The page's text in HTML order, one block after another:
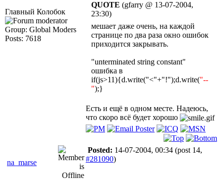
Главный Колобок
Group: Global Moders
Posts: 7618
QUOTE (gfarry @ 13-07-2004,
23:30)
мешает даже очень, на каждой
странице по два раза окно ошибок
приходится закрывать.
"unterminated string constant"
ошибка в
if(js>11){d.write("<"+"!");d.write("--
");}
Есть и ещё в одном месте. Надеюсь,
что скоро всё будет хорошо
na_marse
Posted: 14-07-2004, 00:34 (post 14,
#281090)